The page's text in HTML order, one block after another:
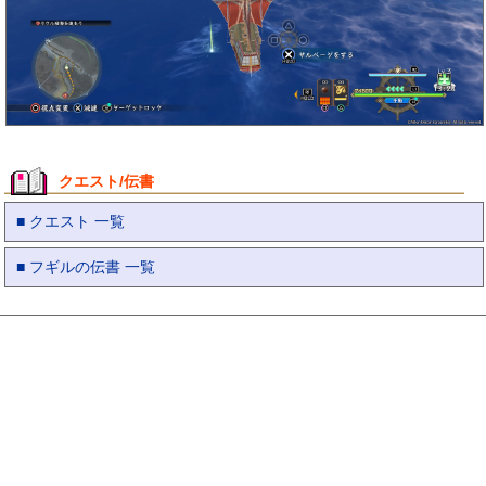
クエスト/伝書
■ クエスト 一覧
■ フギルの伝書 一覧